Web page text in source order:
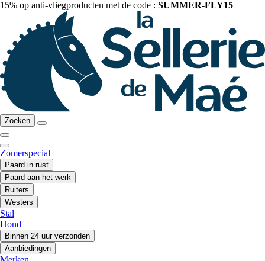
15% op anti-vliegproducten met de code : SUMMER-FLY15
Zoeken
Zomerspecial
Paard in rust
Paard aan het werk
Ruiters
Westers
Stal
Hond
Binnen 24 uur verzonden
Aanbiedingen